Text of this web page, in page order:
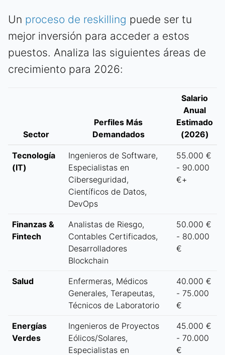
Un proceso de reskilling puede ser tu
mejor inversión para acceder a estos
puestos. Analiza las siguientes áreas de
crecimiento para 2026:
Sector
Perfiles Más
Demandados
Salario
Anual
Estimado
(2026)
Tecnología
(IT)
Ingenieros de Software,
Especialistas en
Ciberseguridad,
Científicos de Datos,
DevOps
55.000 €
- 90.000
€+
Finanzas &
Fintech
Analistas de Riesgo,
Contables Certificados,
Desarrolladores
Blockchain
50.000 €
- 80.000
€
Salud
Enfermeras, Médicos
Generales, Terapeutas,
Técnicos de Laboratorio
40.000 €
- 75.000
€
Energías
Verdes
Ingenieros de Proyectos
Eólicos/Solares,
Especialistas en
45.000 €
- 70.000
€